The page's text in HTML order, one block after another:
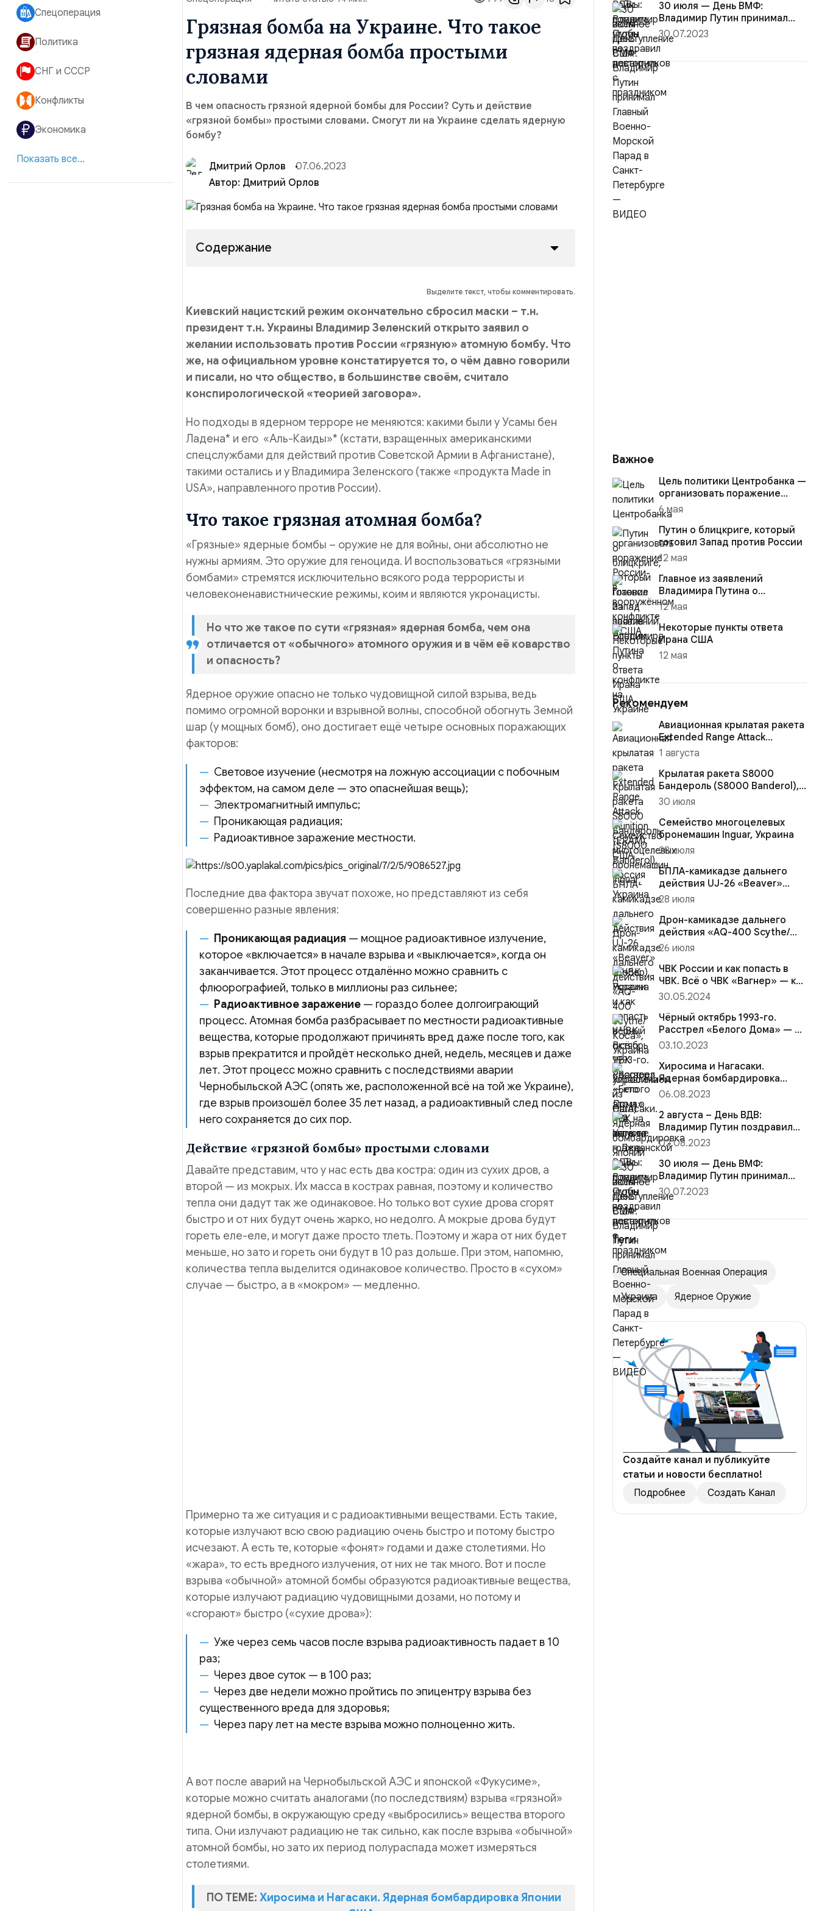
Спецоперация
Политика
СНГ и СССР
Конфликты
Экономика
Показать все...
Грязная бомба на Украине. Что такое
грязная ядерная бомба простыми
словами
В чем опасность грязной ядерной бомбы для России? Суть и действие
«грязной бомбы» простыми словами. Смогут ли на Украине сделать ядерную
бомбу?
Дмитрий Орлов
07.06.2023
Автор: Дмитрий Орлов
Содержание
Выделите текст, чтобы комментировать.
Киевский нацистский режим окончательно сбросил маски – т.н.
президент т.н. Украины Владимир Зеленский открыто заявил о
желании использовать против России «грязную» атомную бомбу. Что
же, на официальном уровне констатируется то, о чём давно говорили
и писали, но что общество, в большинстве своём, считало
конспирологической «теорией заговора».
Но подходы в ядерном терроре не меняются: какими были у Усамы бен
Ладена* и его «Аль-Каиды»* (кстати, взращенных американскими
спецслужбами для действий против Советской Армии в Афганистане),
такими остались и у Владимира Зеленского (также «продукта Made in
USA», направленного против России).
Что такое грязная атомная бомба?
«Грязные» ядерные бомбы – оружие не для войны, они абсолютно не
нужны армиям. Это оружие для геноцида. И воспользоваться «грязными
бомбами» стремятся исключительно всякого рода террористы и
человеконенавистнические режимы, коим и являются укронацисты.
Но что же такое по сути «грязная» ядерная бомба, чем она
отличается от «обычного» атомного оружия и в чём её коварство
и опасность?
Ядерное оружие опасно не только чудовищной силой взрыва, ведь
помимо огромной воронки и взрывной волны, способной обогнуть Земной
шар (у мощных бомб), оно достигает ещё четыре основных поражающих
факторов:
Световое изучение (несмотря на ложную ассоциации с побочным
эффектом, на самом деле — это опаснейшая вещь);
Электромагнитный импульс;
Проникающая радиация;
Радиоактивное заражение местности.
Последние два фактора звучат похоже, но представляют из себя
совершенно разные явления:
Проникающая радиация — мощное радиоактивное излучение,
которое «включается» в начале взрыва и «выключается», когда он
заканчивается. Этот процесс отдалённо можно сравнить с
флюорографией, только в миллионы раз сильнее;
Радиоактивное заражение — гораздо более долгоиграющий
процесс. Атомная бомба разбрасывает по местности радиоактивные
вещества, которые продолжают причинять вред даже после того, как
взрыв прекратится и пройдёт несколько дней, недель, месяцев и даже
лет. Этот процесс можно сравнить с последствиями аварии
Чернобыльской АЭС (опять же, расположенной всё на той же Украине),
где взрыв произошёл более 35 лет назад, а радиоактивный след после
него сохраняется до сих пор.
Действие «грязной бомбы» простыми словами
Давайте представим, что у нас есть два костра: один из сухих дров, а
второй — из мокрых. Их масса в кострах равная, поэтому и количество
тепла они дадут так же одинаковое. Но только вот сухие дрова сгорят
быстро и от них будут очень жарко, но недолго. А мокрые дрова будут
гореть еле-еле, и могут даже просто тлеть. Поэтому и жара от них будет
меньше, но зато и гореть они будут в 10 раз дольше. При этом, напомню,
количества тепла выделится одинаковое количество. Просто в «сухом»
случае — быстро, а в «мокром» — медленно.
Примерно та же ситуация и с радиоактивными веществами. Есть такие,
которые излучают всю свою радиацию очень быстро и потому быстро
исчезают. А есть те, которые «фонят» годами и даже столетиями. Но
«жара», то есть вредного излучения, от них не так много. Вот и после
взрыва «обычной» атомной бомбы образуются радиоактивные вещества,
которые излучают радиацию чудовищными дозами, но потому и
«сгорают» быстро («сухие дрова»):
Уже через семь часов после взрыва радиоактивность падает в 10
раз;
Через двое суток — в 100 раз;
Через две недели можно пройтись по эпицентру взрыва без
существенного вреда для здоровья;
Через пару лет на месте взрыва можно полноценно жить.
А вот после аварий на Чернобыльской АЭС и японской «Фукусиме»,
которые можно считать аналогами (по последствиям) взрыва «грязной»
ядерной бомбы, в окружающую среду «выбросились» вещества второго
типа. Они излучают радиацию не так сильно, как после взрыва «обычной»
атомной бомбы, но зато их период полураспада может измеряться
столетиями.
ПО ТЕМЕ: Хиросима и Нагасаки. Ядерная бомбардировка Японии
30 июля — День ВМФ:
Владимир Путин принимал
Главный Вое...
30.07.2023
Важное
Цель политики Центробанка —
организовать поражение
России в вооружённом
конфликте с США
6 мая
Путин о блицкриге, который
готовил Запад против России
12 мая
Главное из заявлений
Владимира Путина о
конфликте на Украине
12 мая
Некоторые пункты ответа
Ирана США
12 мая
Рекомендуем
Авиационная крылатая ракета
Extended Range Attack
Munition (ERAM), США
1 августа
Крылатая ракета S8000
Бандероль (S8000 Banderol),
Россия
30 июля
Семейство многоцелевых
бронемашин Inguar, Украина
28 июля
БПЛА-камикадзе дальнего
действия UJ-26 «Beaver»
(Бобёр), Украина
28 июля
Дрон-камикадзе дальнего
действия «AQ-400 Scythe/
Коса», Украина (с
26 июля
ЧВК России и как попасть в
ЧВК. Всё о ЧВК «Вагнер» — кто
это и о ЧВК на Укра...
30.05.2024
Чёрный октябрь 1993-го.
Расстрел «Белого Дома» — в
шаге от гражданской войны...
03.10.2023
Хиросима и Нагасаки.
Ядерная бомбардировка
Японии — военное
06.08.2023
2 августа – День ВДВ:
Владимир Путин поздравил
десантников с праздником
02.08.2023
30 июля — День ВМФ:
Владимир Путин принимал
Главный Военно-Морской
Парад в С...
30.07.2023
Теги
Специальная Военная Операция
Украина
Ядерное Оружие
Создайте канал и публикуйте
статьи и новости бесплатно!
Подробнее
Создать Канал